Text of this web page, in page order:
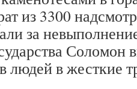
из 3300
за
Соломон
людей в жесткие